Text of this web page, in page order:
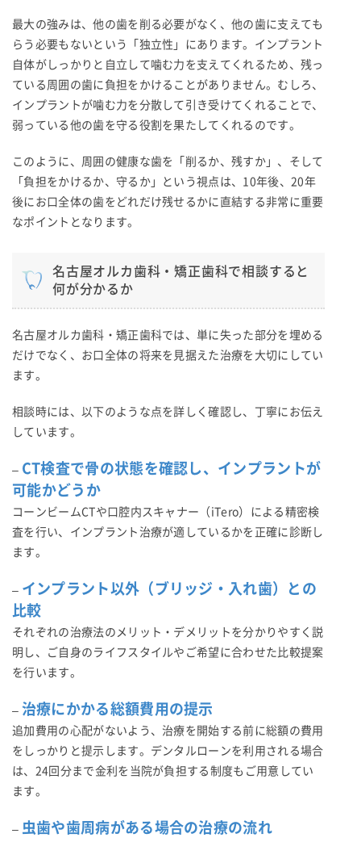
最大の強みは、他の歯を削る必要がなく、他の歯に支えても
らう必要もないという「独立性」にあります。インプラント
自体がしっかりと自立して噛む力を支えてくれるため、残っ
ている周囲の歯に負担をかけることがありません。むしろ、
インプラントが噛む力を分散して引き受けてくれることで、
弱っている他の歯を守る役割を果たしてくれるのです。
このように、周囲の健康な歯を「削るか、残すか」、そして
「負担をかけるか、守るか」という視点は、10年後、20年
後にお口全体の歯をどれだけ残せるかに直結する非常に重要
なポイントとなります。
名古屋オルカ歯科・矯正歯科で相談すると
何が分かるか
名古屋オルカ歯科・矯正歯科では、単に失った部分を埋める
だけでなく、お口全体の将来を見据えた治療を大切にしてい
ます。
相談時には、以下のような点を詳しく確認し、丁寧にお伝え
しています。
– CT検査で骨の状態を確認し、インプラントが
可能かどうか
コーンビームCTや口腔内スキャナー（iTero）による精密検
査を行い、インプラント治療が適しているかを正確に診断し
ます。
– インプラント以外（ブリッジ・入れ歯）との
比較
それぞれの治療法のメリット・デメリットを分かりやすく説
明し、ご自身のライフスタイルやご希望に合わせた比較提案
を行います。
– 治療にかかる総額費用の提示
追加費用の心配がないよう、治療を開始する前に総額の費用
をしっかりと提示します。デンタルローンを利用される場合
は、24回分まで金利を当院が負担する制度もご用意してい
ます。
– 虫歯や歯周病がある場合の治療の流れ